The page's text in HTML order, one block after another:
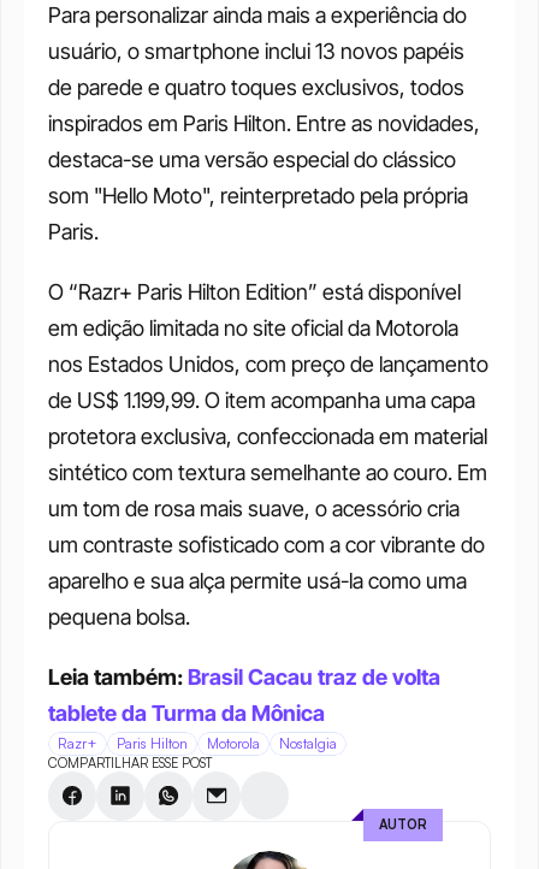
Para personalizar ainda mais a experiência do
usuário, o smartphone inclui 13 novos papéis
de parede e quatro toques exclusivos, todos
inspirados em Paris Hilton. Entre as novidades,
destaca-se uma versão especial do clássico
som "Hello Moto", reinterpretado pela própria
Paris.
O “Razr+ Paris Hilton Edition” está disponível
em edição limitada no site oficial da Motorola
nos Estados Unidos, com preço de lançamento
de US$ 1.199,99. O item acompanha uma capa
protetora exclusiva, confeccionada em material
sintético com textura semelhante ao couro. Em
um tom de rosa mais suave, o acessório cria
um contraste sofisticado com a cor vibrante do
aparelho e sua alça permite usá-la como uma
pequena bolsa.
Leia também: Brasil Cacau traz de volta
tablete da Turma da Mônica
Razr+ Paris Hilton Motorola Nostalgia
COMPARTILHAR ESSE POST
AUTOR